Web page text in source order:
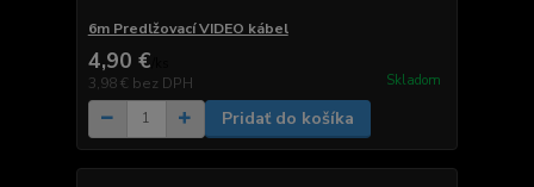
6m Predlžovací VIDEO kábel
4,90 €
3,98 € bez DPH Skladom
Pridať do košíka